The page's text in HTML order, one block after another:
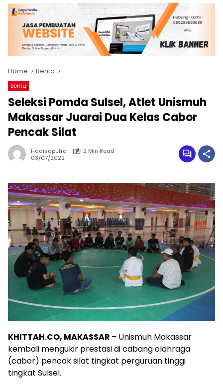
Home Berita
Berita
Seleksi Pomda Sulsel, Atlet Unismuh
Makassar Juarai Dua Kelas Cabor
Pencak Silat
Hadisaputra
2 Min Read
03/07/2022
KHITTAH.CO, MAKASSAR – Unismuh Makassar
kembali mengukir prestasi di cabang olahraga
(cabor) pencak silat tingkat perguruan tinggi
tingkat Sulsel.